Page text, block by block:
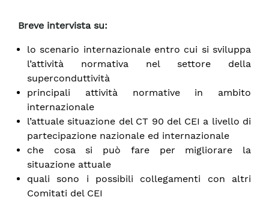
Breve intervista su:
lo scenario internazionale entro cui si sviluppa
l’attività normativa nel settore della
superconduttività
principali attività normative in ambito
internazionale
l’attuale situazione del CT 90 del CEI a livello di
partecipazione nazionale ed internazionale
che cosa si può fare per migliorare la
situazione attuale
quali sono i possibili collegamenti con altri
Comitati del CEI